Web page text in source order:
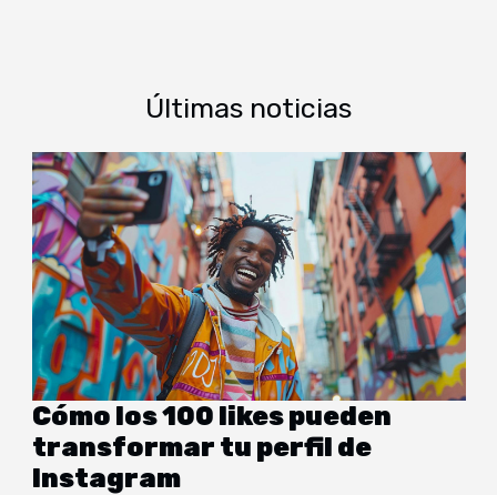
Últimas noticias
Cómo los 100 likes pueden
transformar tu perfil de
Instagram